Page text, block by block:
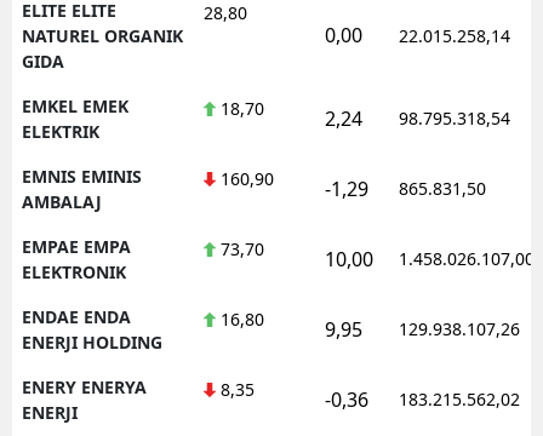
ELITE ELITE
NATUREL ORGANIK
GIDA
28,80
0,00 22.015.258,14
EMKEL EMEK
ELEKTRIK
18,70 2,24 98.795.318,54
EMNIS EMINIS
AMBALAJ
160,90 -1,29 865.831,50
EMPAE EMPA
ELEKTRONIK
73,70 10,00 1.458.026.107,00
ENDAE ENDA
ENERJI HOLDING
16,80 9,95 129.938.107,26
ENERY ENERYA
ENERJI
8,35 -0,36 183.215.562,02